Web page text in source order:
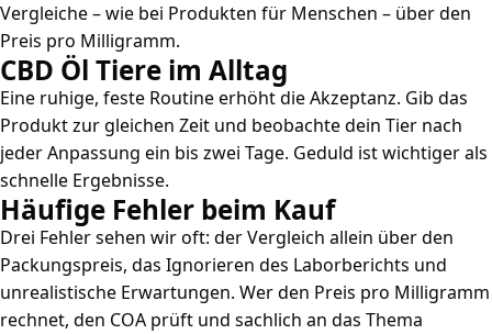
Vergleiche – wie bei Produkten für Menschen – über den
Preis pro Milligramm.
CBD Öl Tiere im Alltag
Eine ruhige, feste Routine erhöht die Akzeptanz. Gib das
Produkt zur gleichen Zeit und beobachte dein Tier nach
jeder Anpassung ein bis zwei Tage. Geduld ist wichtiger als
schnelle Ergebnisse.
Häufige Fehler beim Kauf
Drei Fehler sehen wir oft: der Vergleich allein über den
Packungspreis, das Ignorieren des Laborberichts und
unrealistische Erwartungen. Wer den Preis pro Milligramm
rechnet, den COA prüft und sachlich an das Thema